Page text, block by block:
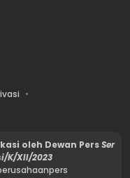
oleh Dewan PersSer
K/XII/2023